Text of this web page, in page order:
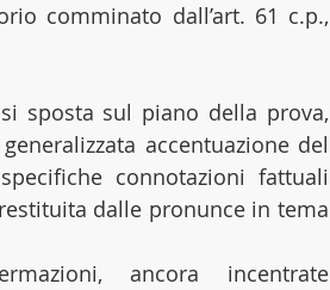
comminato dall’art. 61 c.p.,
sposta sul piano della prova,
accentuazione del
connotazioni fattuali
dalle pronunce in tema
ancora incentrate